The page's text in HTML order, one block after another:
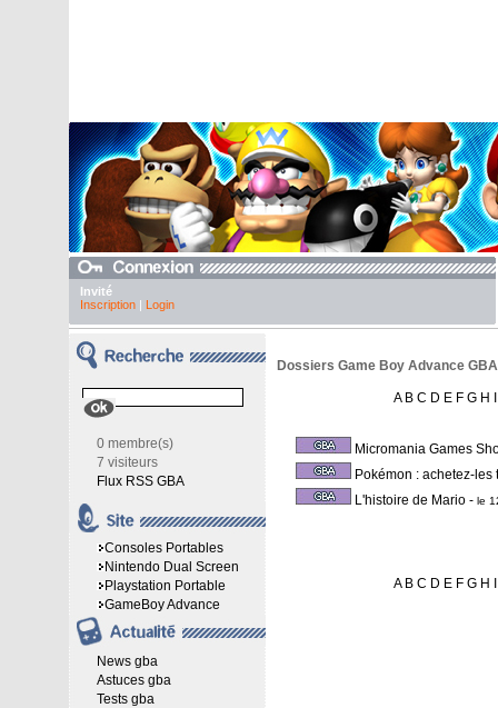
Invité
Inscription| Login
0 membre(s)
7 visiteurs
Flux RSS GBA
Consoles Portables
Nintendo Dual Screen
Playstation Portable
GameBoy Advance
News gba
Astuces gba
Tests gba
Dossiers Game Boy Advance
A B C D E F G H
Micromania Games
Pokémon : achetez-les
L'histoire de Mario - le
A B C D E F G H